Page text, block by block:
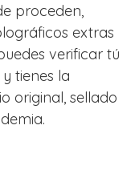
proceden,
extras
verificar tú
tienes la
original, sellado